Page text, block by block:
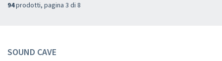
94prodotti, pagina 3 di 8
SOUND CAVE